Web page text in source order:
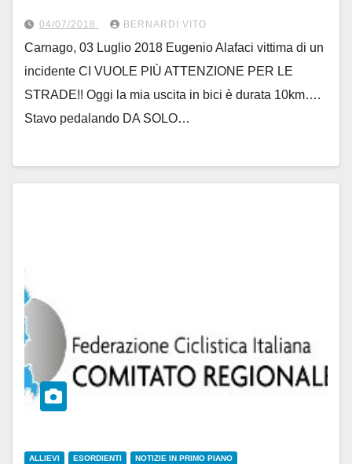
04/07/2018 BERNARDI VITO
Carnago, 03 Luglio 2018 Eugenio Alafaci vittima di un
incidente CI VUOLE PIÙ ATTENZIONE PER LE
STRADE!! Oggi la mia uscita in bici è durata 10km….
Stavo pedalando DA SOLO…
ALLIEVI ESORDIENTI NOTIZIE IN PRIMO PIANO